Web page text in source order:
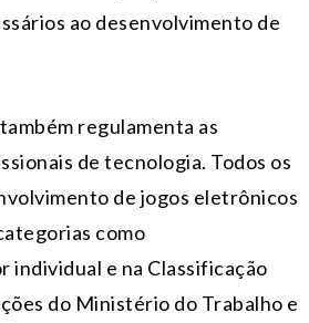
ao desenvolvimento de
regulamenta as
de tecnologia. Todos os
de jogos eletrônicos
como
individual e na Classificação
do Ministério do Trabalho e